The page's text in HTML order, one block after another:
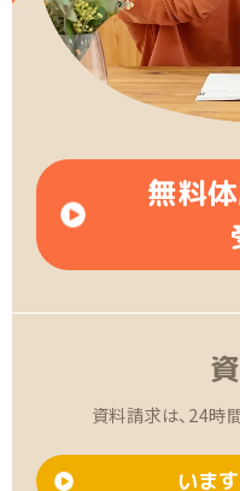
無料
資料請求は、24時
いま